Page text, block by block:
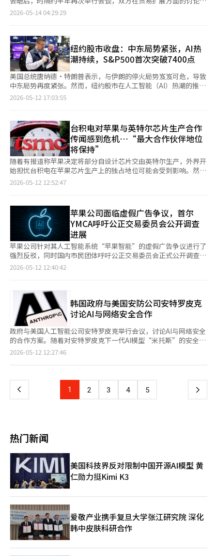
大量AI初创企业和半导体公司。AI与半导体的竞争不仅仅是产业竞
武器。AI时代的核心在于数据、运算能力和半导体供应链。最终，
世界正从“谁能更便宜生产”的时代转向“谁能掌握更多运算能力
和算法”的时代。 全球经济也很可能因此而剧烈动荡。如果美中
在人工智能和半导体领域保持一定程度的合作与交易，全球半导体
市场将能找到稳定的走势。反之，如果冲突再次升级，供应链的分
裂和技术的区块化将更加严重，世界可能会分裂为以美国为中心的
技术圈和以中国为中心的技术圈。 韩国的困境则更加深重。韩国
是全球最强的内存半导体国家之一，但同时在美国安全同盟与中国
国的先进半导体监管，但也无法放弃中国的生产基地和市场。 最
终，韩国不仅要成为简单的生产基地，更要在AI时代成为核心技术
国家。必须超越以内存为中心的结构，拓展在AI半导体设计、软
件、电力半导体和先进封装等领域的竞争力。同时，也需要具备不
被美中任何一方单方面左右的战略外交敏感性。 2026年北京会谈
清晰地展示了这一点。世界霸权的中心轴线已从关税转向AI与半导
体。而这场静默战争已经开始。 ※ 本报道经人工智能（AI）系统
翻译与编辑。
作。" 新华社报道称，美国企业家们也高度评价中国市场的重要
性，并表达了在中国扩大业务和加强合作的意愿。 《华尔街日
席和特朗普总统都令人难以置信。"蒂姆·库克首席执行官在记者
提问时则用"竖起大拇指"来回应。 华丽背后缺乏具体成果，中南
海会晤备受关注 然而，在会谈结束后，两国并未公开最初提到的
中美贸易委员会及投资委员会的成立、扩大中国对美国农产品、飞
机、能源的采购、延长贸易休战及降低关税等具体协议内容。 在
伊朗战争和朝核问题等主要安全议题上，中国方面仅简短说明"两
国领导人就中东局势、乌克兰问题、朝鲜半岛问题等国际和地区问
与习主席一同在北京天坛公园散步。两位领导人仅带着翻译，从下
午1点开始，约30分钟在公园内交谈。 当晚，在人民大会堂举行的
国宾晚宴上，习主席、李克强总理、赵紫阳全国人大常委会委员
长、王沪宁全国政协主席、蔡奇中央政治局常委、李希中央纪委书
记、丁薛祥副总理等中共权力序列前七位的领导人均将出席。 15
日，习主席将邀请特朗普总统前往"中国权力的心脏"中南海进行茶
正式会议和二十国集团峰会。 两国元首还共同参观了天坛，并共
同参观祈年殿。特朗普还将出席中方举行的国宾晚宴，并于15日下
身份证号了”等评论。※ 本报道经人工智能（AI）系统翻译与编
辑。
启动两国贸易问题的“贸易委员会”成立程序。 《纽约时报》预
测，习近平主席可能会请求特朗普总统延迟对台湾的武器销售批准
亿美元（约合16.44万亿韩元）的武器，当时中国政府在台湾周边
进行了为期两天的军事演习以示威。美国还在进行另一个价值140
亿美元（约合20.92万亿韩元）的台湾武器出口审查，目前只待特
朗普的最终批准。中国复旦大学台湾研究所所长表示：“中国希望
至少延迟美国对台湾的武器销售，并进一步减少武器的质量或销售
额。” 原本未在随行名单上的英伟达首席执行官黄仁勋在最后时
刻加入也引起关注。《纽约时报》报道称，黄仁勋原本不在随行名
单上，但特朗普在出发当天上午亲自打电话邀请他。因此，黄仁勋
在过去一年中一直在游说美中两国政府，希望能够将其公司的AI专
用芯片出口到中国。此次访华除了黄仁勋外，还有特斯拉首席执行
官埃隆·马斯克、苹果首席执行官蒂姆·库克等十多位企业家随
行。 有观点认为，特朗普可能会要求习近平在伊朗战争中发挥调
解作用。然而，特朗普在12日对记者表示：“我们有很多事情要讨
论，但坦率地说，伊朗并不是其中之一，因为我们对伊朗的控制很
好。” 关于两位领导人的会晤，《华尔街日报》分析称：“此次
会晤是特朗普自九年前访华以来，美国总统首次访问中国，将讨论
发了韩国企业获得一定反弹利益的期待。 据业内消息，特朗普总
场。 此次特朗普的中国之行，除了他本人外，还包括特斯拉和
SpaceX首席执行官埃隆·马斯克、英伟达首席执行官黄仁勋、苹
果首席执行官蒂姆·库克、波音首席执行官凯利·奥特伯格、黑石
首席执行官拉里·芬克等多位在中国有较大业务或投资的美国企业
高管。 从社交媒体的发言和访华代表团的组成来看，特朗普总统
很可能会直接或间接地请求习近平主席在相互征收关税后，开放被
封闭的中国市场给美国企业。 例如，美国禁止向中国出口英伟达
的图形处理器（GPU），中国则以提供使用中国人工智能（AI）芯
份额急剧下降，而华为等公司的AI芯片市场份额则迅速上升。 专家
认为，若要部分打开“铁幕”，美国也不得不提出放宽对中国的出
口管制作为回报。 半导体就是一个典型例子。预计美国对中国的
半导体设备出口管制将会在一定程度上放宽，以便向中国出口美国
制造的半导体。 为了阻止中国的半导体崛起，从前任总统拜登到
特朗普政府一直以来都严格限制对中国的先进半导体设备出口，极
紫外光（EUV）光刻机等设备就是其中的代表。 问题在于，随着对
中国的出口管制日益严格，三星电子、SK海力士等在中国运营半
和SK海力士无锡、 大连工厂无法引进先进半导体制造设备，导致
NAND闪存工艺的微缩变得困难，业务不确定性加大。 中国在允许
进口美国GPU的条件下，可能会要求放宽对CXMT（长鑫存储）、
YMTC（长江存储）等所需的半导体设备进口限制，因此三星电子
和SK海力士在中国的工厂有望加速先进化，获得反弹利益。 如果
双方谈判顺利，波音、特斯拉和SpaceX等公司希望的中国稀土以
及电池正极材料和负极材料的出口量也有望扩大。自半导体设备出
口管制以来，中国将稀土等高科技产业的核心材料列为“出口许可
若稀土出口管制放宽，国内半导体设备和军工物资制造所需的稀缺
矿物的采购将更加顺畅，结合此前推进的供应链多元化，相关业务
的竞争力将进一步增强。 电池正极材料的供应链多元化已取得进
展，依赖中国的程度较低，但负极材料的依赖程度则绝对较高。美
国国际贸易委员会（ITC）最近甚至认为，中国的负极材料质量优
于美国的负极材料，认为不需要征收约160%的高关税。 如果对中
国负极材料的管制放宽，LG能源解决方案等在美国本土生产电池
表示：“在伊朗战争导致全球不确定性加大的背景下，希望美中领
导人通过此次会谈缓解经济和贸易领域的波动性和不确定性。然
而，正如去年10月的会谈一样，期待此次会晤能显著改善两国关系
2026-05-14 04:29:29
纽约股市收盘：中东局势紧张，AI热
潮持续，S&P500首次突破7400点
美国总统唐纳德·特朗普表示，与伊朗的停火局势岌岌可危，导致
中东局势再度紧张。然而，纽约股市在人工智能（AI）热潮的推动
下，微幅上涨收盘。 11日（当地时间），纽约证券交易所
点），收于7412.84点，首次突破7400点。以科技股为主的纳斯达
克综合指数上涨0.10%（27.05点），收于26274.13点。 特朗普在
被问及与伊朗的停火情况时表示：“情况极其脆弱，处于最弱的状
态。我们依赖于大规模的生命延续装置，医生表示只有约1%的可
能性。” 由于中东紧张局势的再度升温，国际油价也有所上涨。
当天，布伦特原油期货上涨2.9%，收于每桶104.21美元；美国西
德克萨斯中质原油（WTI）期货上涨2.8%，收于每桶98.07美元。
尽管地缘政治不安，半导体和科技股表现强劲。高通股价暴涨
涨6.56%，这些内存半导体相关股票延续了上周的上涨趋势。费城
半导体指数上涨2.6%。 美国股市七大代表性科技股“超级
七”（M7）的表现各异。英伟达上涨1.97%，特斯拉上涨
3.89%，但谷歌母公司Alphabet、亚马逊、苹果、Meta和微软等
其他五只股票则表现疲软。 基础设施资本顾问公司创始人兼首席
执行官杰伊·哈特菲尔德在接受CNBC采访时表示：“科技股的繁
荣如此强劲，以至于能源价格的上涨不会对美国经济或股市产生影
响。大家对中东问题并不在意。”※ 本报道经人工智能（AI）系统
2026-05-12 17:03:55
台积电对苹果与英特尔芯片生产合作
传闻感到危机…“最大合作伙伴地位
将保持”
随着有报道称苹果决定将部分自设计芯片交由英特尔生产，外界开
始担忧台积电在苹果芯片生产上的独占地位可能会受到影响。然
而，专家们认为，考虑到良率、能效和先进封装技术等因素，台积
能性，台湾业界的评价不一。早在5月8日，《华尔街日报》引用多
位消息人士的说法，称苹果已与英特尔达成初步协议，将部分自设
计芯片交由后者生产。苹果与英特尔的相关谈判已进行超过一年。
对此，台湾经济研究院研究员刘佩珍表示，台积电仍有很大可能继
续作为苹果的主要芯片制造合作伙伴。他指出，台积电的
InFO（集成扇出）和CoWoS（芯片在晶圆上的封装）等先进封装
技术对苹果A系列和M系列芯片的性能仍然至关重要。 刘研究员认
为，英特尔和三星在良率和能效等方面仍落后于台积电，因此苹果
不大。 他分析称，苹果与台积电在过去几年建立了深厚的技术合
作关系，这对竞争对手构成了较高的进入壁垒。他表示，除非竞争
对手在2纳米或环绕栅极（GAA）技术上取得重大突破，否则台积
电将继续是苹果首选的制造合作伙伴。 英特尔正在推进18A工艺，
而三星则通过2纳米GAA技术寻求机会。然而，刘研究员指出，这
两家公司在过去的大规模生产过程中都遭遇了不稳定的良率和过高
的能耗等问题。 他认为，考虑到稳定的交货记录和广泛的研发能
力，台积电的领先地位仍然难以被挑战。从苹果的角度来看，过早
将核心芯片订单转移可能会带来相当大的供应链风险。 总统资本
推进并非由于台积电的技术问题。相反，随着英伟达等人工智能
（AI）芯片客户对先进工艺需求的增加，台积电的生产能力变得紧
张。 李主席表示，这种情况显示了台积电在先进芯片制造领域的
体上表示，如果苹果与英特尔的合作正式化，台积电的危机感可能
与供应链相关的核心选择，而英特尔则将在重启代工业务的过程中
获得重要客户。 不过，他指出，这对台积电来说可能意味着苹果
芯片的独占生产时代实际上结束。 阮慕华表示，目前尚不清楚英
特尔将为苹果生产哪些产品的芯片。然而，苹果每年出货大量的
设施的布局和市场前景。 他认为，英特尔是否有能力与台积电共
享苹果的订单生产仍存在疑问。然而，考虑到英特尔背后有白宫的
支持，情况发生了变化，这种变化也反映在最近英特尔、苹果和台
积电的股价走势中。※ 本报道经人工智能（AI）系统翻译与编辑。
2026-05-12 12:52:47
苹果公司面临虚假广告争议，首尔
YMCA呼吁公正交易委员会公开调查
进展
苹果公司针对其人工智能系统“苹果智能”的虚假广告争议进行了
强烈反驳，同时国内市民团体呼吁公正交易委员会正式公开调查资
料。11日，首尔YMCA市民中介室表示，苹果在8日发布的官方声
义的”。他们进一步表示：“在与公正交易委员会协商之前，首先
应与消费者沟通。”当天，首尔YMCA向公正交易委员会发送了询
问函，具体询问苹果为何在一年多的时间里未提交资料，而公正交
易委员会为何没有采取任何措施，以及目前与苹果进行的协商进展
如何，考虑到美国达成的赔偿协议，未来的调查计划是什么。首尔
YMCA表示：“未来将透明公开公正交易委员会的回复，并对此进
行回应”，并强调“将持续对苹果进行强有力的监督和行动，以防
止其利用公正交易委员会的同意决定制度获得免责。”此前，首尔
YMCA指出，公正交易委员会对去年3月提交的苹果标示广告法违规
示：“强烈反对首尔YMCA的主张”，并表示将与公正交易委员会
持续讨论此事。此外，苹果近期在美国为解决消费者集体诉讼达成
2026-05-12 12:40:42
韩国政府与美国安防公司安特罗皮克
讨论AI与网络安全合作
政府与美国人工智能公司安特罗皮克举行会议，讨论AI与网络安全
的合作方案。随着对安特罗皮克下一代AI模型“米托斯”的安全担
忧加剧，韩国希望参与全球合作网络，并提升国内独立安全能力。
的AI与网络安全合作方案讨论会。政府方面由科学技术信息通信部
全研究所(AISI)、韩国互联网振兴院(KISA)、金融安全院等出席。
安特罗皮克方面则有全球政策总监迈克尔·塞利托等人参与。 此
的核心是米托斯与项目玻璃翅膀。 项目玻璃翅膀是安特罗皮克计
划有限开放其高性能AI模型“克劳德·米托斯预览”，以进行防御
目的的网络安全验证的全球合作构想。路透社报道，该项目还包括
亚马逊、微软、苹果、谷歌、英伟达、CrowdStrike、Palo Alto
Networks等公司，安特罗皮克正在推动扩大对主要软件基础设施
管理机构的访问。 政府在此次会谈中向安特罗皮克提出了韩国企
业与机构的网络安全合作建议。韩国希望利用米托斯等技术提前应
对漏洞公开和安全问题，并请求相关信息共享。科学技术信息通信
部介绍了AI基本法等国内AI安全与信任政策，并讨论了AISI与安特
罗皮克的合作方案。 然而，项目玻璃翅膀的参与尚未确定。国内
尚无参与案例，且此次会谈中并未得到实质性确认。据部分报道，
AISI与KISA已正式请求作为韩国代表机构参与，但安特罗皮克方面
的最终接受情况尚未确认。 围绕米托斯的争议源于AI安全能力的双
2026-05-12 12:27:46
上
页
1 2 3 4 5 下
热门新闻
美国科技界反对限制中国开源AI模型 黄
仁勋力挺Kimi K3
爱敬产业携手复旦大学张江研究院 深化
韩中皮肤科研合作